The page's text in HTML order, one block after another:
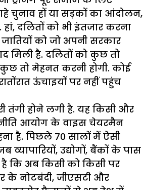
चुनाव हों या सड़कों का आंदोलन,
दलितों को भी इंतजार करना
को जो अपनी सरकार
मिली है. दलितों को कुछ तो
तो मेहनत करनी होगी. कोई
ऊंचाइयों पर नहीं पहुंच
तंगी होने लगी है. यह किसी और
आयोग के वाइस चेयरमैन
है. पिछले 70 सालों में ऐसी
व्यापारियों, उद्योगों, बैंकों के पास
कि अब किसी को किसी पर
के नोटबंदी, जीएसटी और